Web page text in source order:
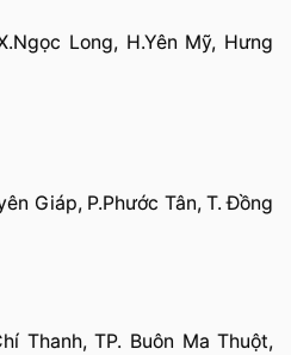
Long, H.Yên Mỹ, Hưng
Giáp, P.Phước Tân, T. Đồng
Thanh, TP. Buôn Ma Thuột,